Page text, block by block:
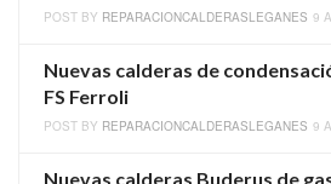
POST BY REPARACIONCALDERASLEGANES 9
Nuevas calderas de
FS Ferroli
POST BY REPARACIONCALDERASLEGANES 9
Nuevas calderas Buderus de